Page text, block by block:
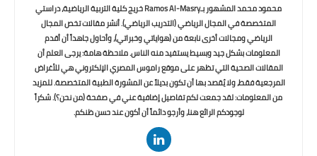
محمود محمد المشهور بـRamos Al-Masry خريج كلية التربية الرياضية، دراستي
المتخصصة في المجال الرياضي (التدريب الرياضي). أنشر مقالات تخص المجال
الرياضي ومجالات أخرى نابعة من (هواياتي وخبراتي)، وأحاول جاهداً أن أقدم
المعلومات بشكل جيد وبسيط يستفيد منه الناس. ملاحظة هامة: يرجى العلم أن
المقالات الصحية التي تظهر على موقع راموس المصري الإلكتروني هي للأغراض
المرجعية فقط، ولا يُقصد بها أن تكون بديلاً عن المشورة الطبية المتخصصة. للمزيد
من المعلومات: لقد جمعت لكم تفاصيل إضافية عني في صفحة (من نحن؟). شكراً
لوجودكم الرائع هنا، وأرجو دائماً أن أكون عند حسن ظنكم.